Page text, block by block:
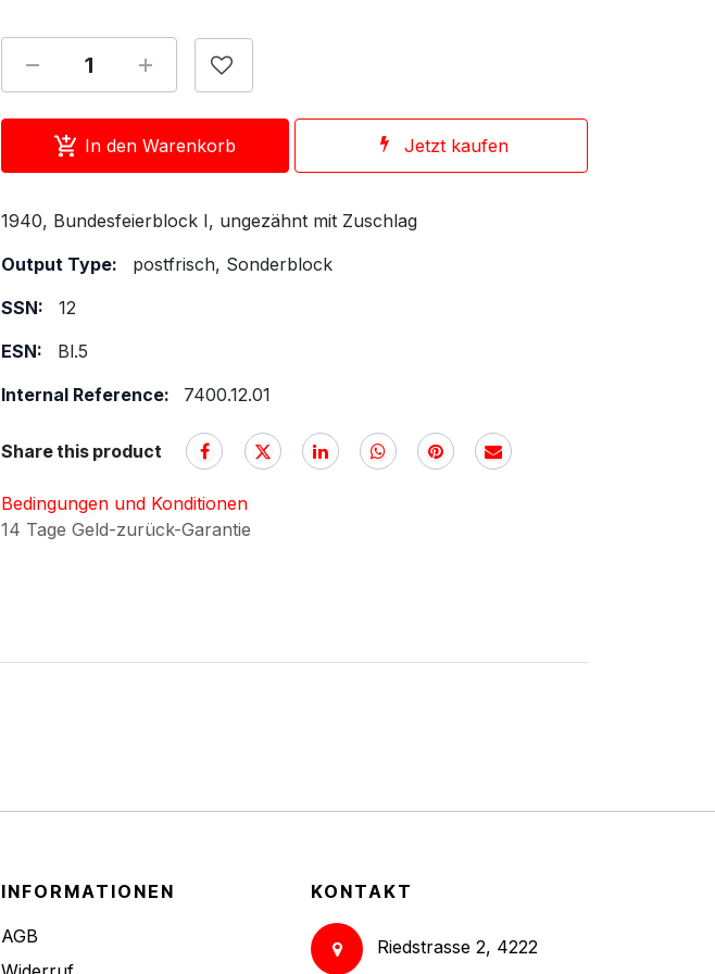
In den Warenkorb Jetzt kaufen
1940, Bundesfeierblock I, ungezähnt mit Zuschlag
Output Type:
postfrisch, Sonderblock
SSN:
12
ESN:
Bl.5
Internal Reference:
7400.12.01
Share this product
Bedingungen und Konditionen
14 Tage Geld-zurück-Garantie
INFORMATIONEN
AGB
KONTAKT
Riedstrasse 2, 4222